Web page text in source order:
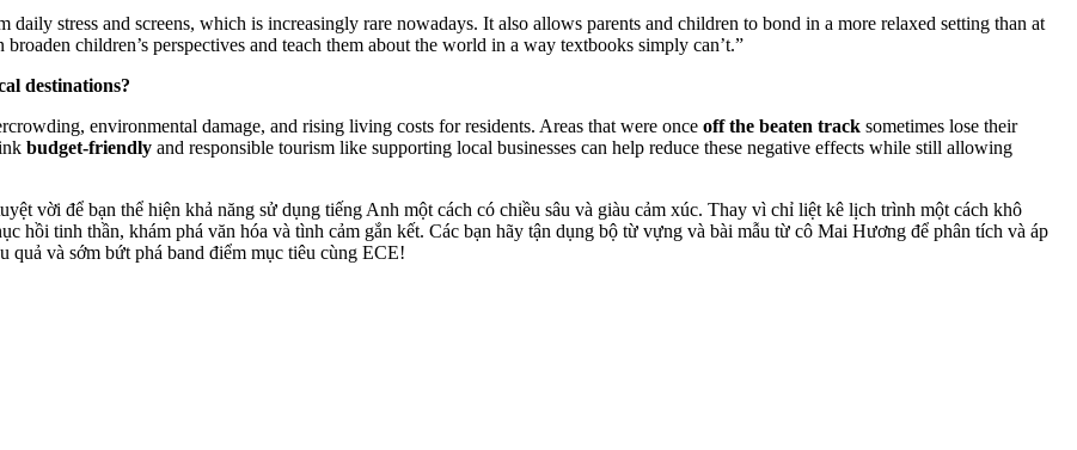
daily stress and screens, which is increasingly rare nowadays. It also allows parents and children to bond in a more relaxed setting than at
broaden children’s perspectives and teach them about the world in a way textbooks simply can’t.”
destinations?
environmental damage, and rising living costs for residents. Areas that were once off the beaten track sometimes lose their
budget-friendly and responsible tourism like supporting local businesses can help reduce these negative effects while still allowing
vời để bạn thể hiện khả năng sử dụng tiếng Anh một cách có chiều sâu và giàu cảm xúc. Thay vì chỉ liệt kê lịch trình một cách khô
hồi tinh thần, khám phá văn hóa và tình cảm gắn kết. Các bạn hãy tận dụng bộ từ vựng và bài mẫu từ cô Mai Hương để phân tích và áp
quả và sớm bứt phá band điểm mục tiêu cùng ECE!